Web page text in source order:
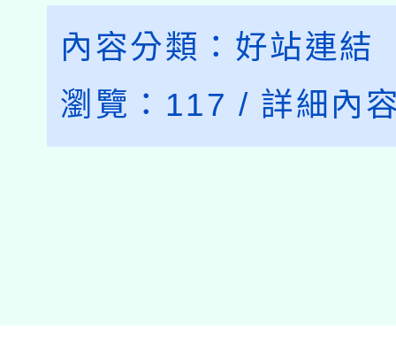
內容分類： 好站連結
瀏覽： 117 / 詳細內